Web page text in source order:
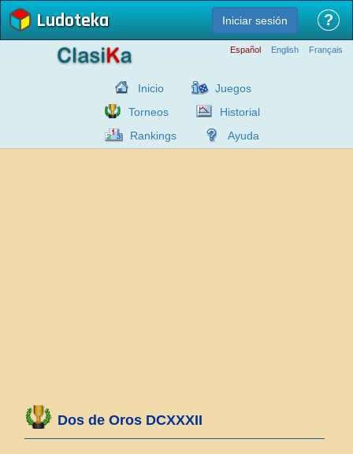
Ludoteka Iniciar sesión ?
Español English Français
Inicio
Juegos
Torneos
Historial
Rankings
Ayuda
Dos de Oros DCXXXII